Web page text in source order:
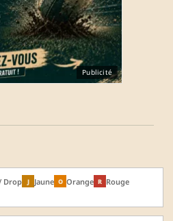
Publicité
Drop J Jaune O Orange R Rouge